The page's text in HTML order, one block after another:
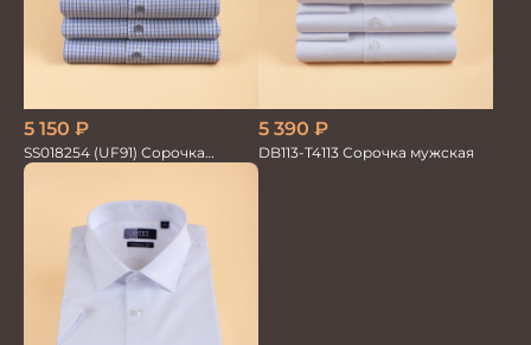
5 150 ₽
SS018254 (UF91) Сорочка
мужская кр. рук. GROSTYLE
5 390 ₽
DB113-T4113 Сорочка мужская